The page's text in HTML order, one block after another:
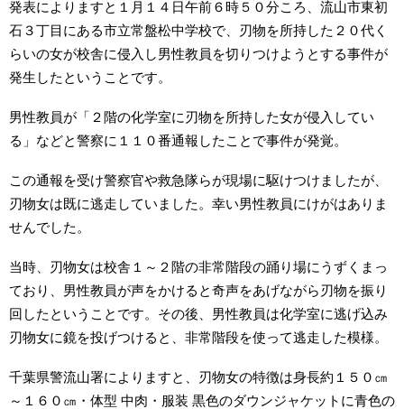
発表によりますと１月１４日午前６時５０分ころ、流山市東初
石３丁目にある市立常盤松中学校で、刃物を所持した２０代く
らいの女が校舎に侵入し男性教員を切りつけようとする事件が
発生したということです。
男性教員が「２階の化学室に刃物を所持した女が侵入してい
る」などと警察に１１０番通報したことで事件が発覚。
この通報を受け警察官や救急隊らが現場に駆けつけましたが、
刃物女は既に逃走していました。幸い男性教員にけがはありま
せんでした。
当時、刃物女は校舎１～２階の非常階段の踊り場にうずくまっ
ており、男性教員が声をかけると奇声をあげながら刃物を振り
回したということです。その後、男性教員は化学室に逃げ込み
刃物女に鏡を投げつけると、非常階段を使って逃走した模様。
千葉県警流山署によりますと、刃物女の特徴は身長約１５０㎝
～１６０㎝・体型 中肉・服装 黒色のダウンジャケットに青色の